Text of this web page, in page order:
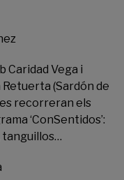
Caridad Vega i
Retuerta (Sardón de
recorreran els
‘ConSentidos’:
tanguillos…